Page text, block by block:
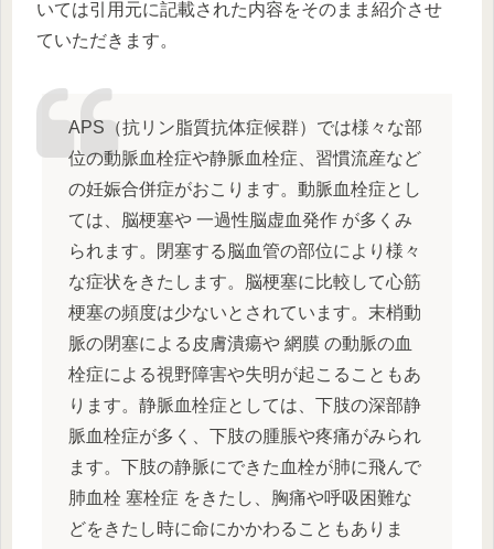
いては引用元に記載された内容をそのまま紹介させ
ていただきます。
APS（抗リン脂質抗体症候群）では様々な部
位の動脈血栓症や静脈血栓症、習慣流産など
の妊娠合併症がおこります。動脈血栓症とし
ては、脳梗塞や 一過性脳虚血発作 が多くみ
られます。閉塞する脳血管の部位により様々
な症状をきたします。脳梗塞に比較して心筋
梗塞の頻度は少ないとされています。末梢動
脈の閉塞による皮膚潰瘍や 網膜 の動脈の血
栓症による視野障害や失明が起こることもあ
ります。静脈血栓症としては、下肢の深部静
脈血栓症が多く、下肢の腫脹や疼痛がみられ
ます。下肢の静脈にできた血栓が肺に飛んで
肺血栓 塞栓症 をきたし、胸痛や呼吸困難な
どをきたし時に命にかかわることもありま